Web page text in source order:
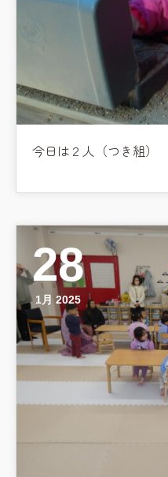
今日は２人（つき組）
28
1月 2025